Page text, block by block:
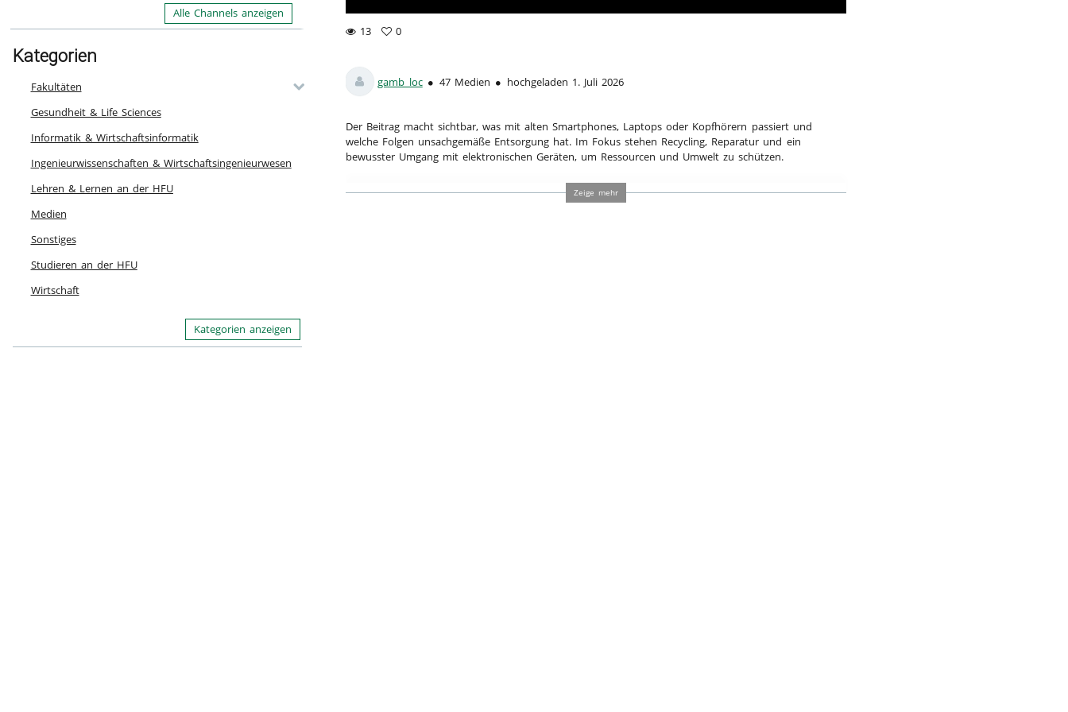
Alle Channels anzeigen
Kategorien
Fakultäten
Gesundheit & Life Sciences
Informatik & Wirtschaftsinformatik
Ingenieurwissenschaften & Wirtschaftsingenieurwesen
Lehren & Lernen an der HFU
Medien
Sonstiges
Studieren an der HFU
Wirtschaft
Kategorien anzeigen
13
views
0
gamb_loc
47 Medien hochgeladen 1. Juli 2026
Der Beitrag macht sichtbar, was mit alten Smartphones, Laptops oder Kopfhörern passiert und
welche Folgen unsachgemäße Entsorgung hat. Im Fokus stehen Recycling, Reparatur und ein
bewusster Umgang mit elektronischen Geräten, um Ressourcen und Umwelt zu schützen.
Zeige mehr